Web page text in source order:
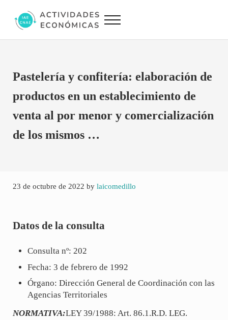
Actividades Económicas IAE CNAE
Menu
Pastelería y confitería: elaboración de
productos en un establecimiento de
venta al por menor y comercialización
de los mismos …
23 de octubre de 2022 by laicomedillo
Datos de la consulta
Consulta nº: 202
Fecha: 3 de febrero de 1992
Órgano: Dirección General de Coordinación con las
Agencias Territoriales
NORMATIVA:LEY 39/1988: Art. 86.1.R.D. LEG.